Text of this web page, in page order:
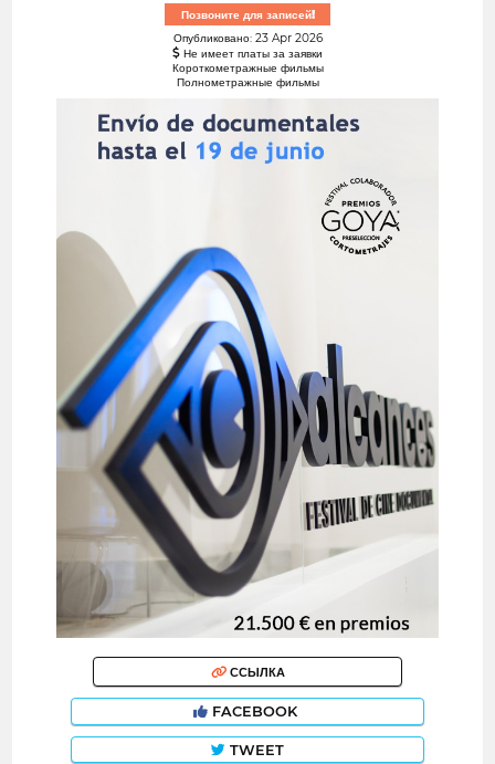
Позвоните для записей!
Опубликовано: 23 Apr 2026
Не имеет платы за заявки
Короткометражные фильмы
Полнометражные фильмы
ССЫЛКА
FACEBOOK
TWEET